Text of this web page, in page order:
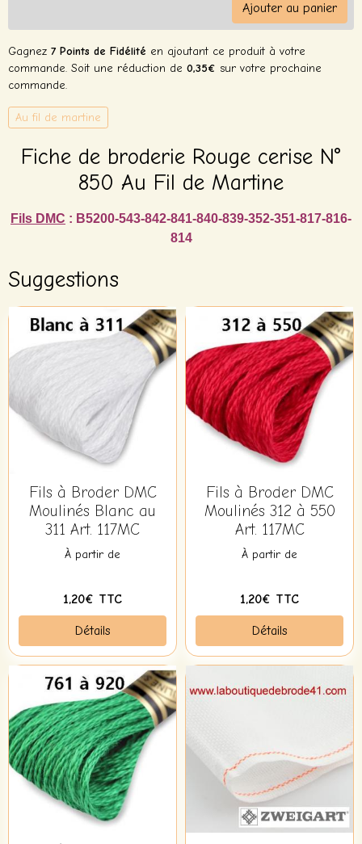
Ajouter au panier
Gagnez 7 Points de Fidélité en ajoutant ce produit à votre
commande. Soit une réduction de 0,35€ sur votre prochaine
commande.
Au fil de martine
Fiche de broderie Rouge cerise N°
850 Au Fil de Martine
Fils DMC : B5200-543-842-841-840-839-352-351-817-816-
814
Suggestions
Fils à Broder DMC
Moulinés Blanc au
311 Art. 117MC
À partir de
1,20€ TTC
Détails
Fils à Broder DMC
Moulinés 312 à 550
Art. 117MC
À partir de
1,20€ TTC
Détails